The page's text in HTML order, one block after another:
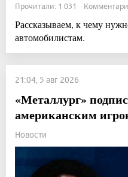
Прочитали: 1 031
Рассказываем, к чему
автомобилистам.
21:04, 5 авг 2026
«Металлург»
американским
Новости